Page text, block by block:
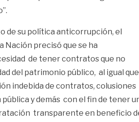
de su política anticorrupción, el
Nación precisó que se ha
de tener contratos que no
del patrimonio público, al igual que
indebida de contratos, colusiones
y demás con el fin de tener
transparente en beneficio